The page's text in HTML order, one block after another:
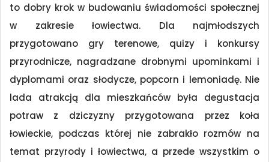
to dobry krok w budowaniu świadomości społecznej
w zakresie łowiectwa. Dla najmłodszych
przygotowano gry terenowe, quizy i konkursy
przyrodnicze, nagradzane drobnymi upominkami i
dyplomami oraz słodycze, popcorn i lemoniadę. Nie
lada atrakcją dla mieszkańców była degustacja
potraw z dziczyzny przygotowana przez koła
łowieckie, podczas której nie zabrakło rozmów na
temat przyrody i łowiectwa, a przede wszystkim o